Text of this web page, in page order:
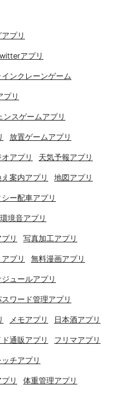
プリ
アプリ
インクレーンゲーム
プリ
ンスゲームアプリ
放置ゲームアプリ
オアプリ 天気予報アプリ
案内アプリ 地図アプリ
シー配車アプリ
環境音アプリ
リ 写真加工アプリ
プリ 無料漫画アプリ
ジュールアプリ
スワード管理アプリ
メモアプリ 日本酒アプリ
通販アプリ フリマアプリ
ッチアプリ
リ 体重管理アプリ